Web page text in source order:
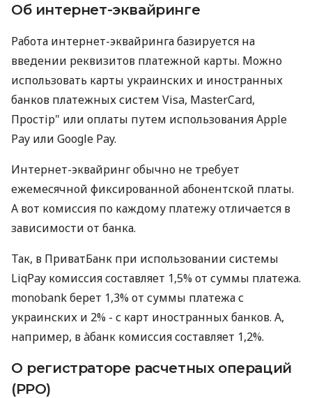
Об интернет-эквайринге
Работа интернет-эквайринга базируется на
введении реквизитов платежной карты. Можно
использовать карты украинских и иностранных
банков платежных систем Visa, MasterCard,
Простір" или оплаты путем использования Apple
Pay или Google Pay.
Интернет-эквайринг обычно не требует
ежемесячной фиксированной абонентской платы.
А вот комиссия по каждому платежу отличается в
зависимости от банка.
Так, в ПриватБанк при использовании системы
LiqPay комиссия составляет 1,5% от суммы платежа.
monobank берет 1,3% от суммы платежа с
украинских и 2% - с карт иностранных банков. А,
например, в àбанк комиссия составляет 1,2%.
О регистраторе расчетных операций
(РРО)